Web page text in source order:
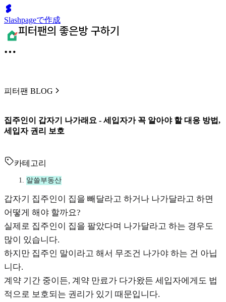
Slashpageで作成
피터팬 BLOG
집주인이 갑자기 나가래요 - 세입자가 꼭 알아야 할 대응 방법,
세입자 권리 보호
카테고리
알쓸부동산
갑자기 집주인이 집을 빼달라고 하거나 나가달라고 하면
어떻게 해야 할까요?
실제로 집주인이 집을 팔았다며 나가달라고 하는 경우도
많이 있습니다.
하지만 집주인 말이라고 해서 무조건 나가야 하는 건 아닙
니다.
계약 기간 중이든, 계약 만료가 다가왔든 세입자에게도 법
적으로 보호되는 권리가 있기 때문입니다.